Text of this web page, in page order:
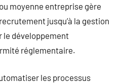
moyenne entreprise gère
jusqu’à la gestion
le développement
réglementaire.
les processus